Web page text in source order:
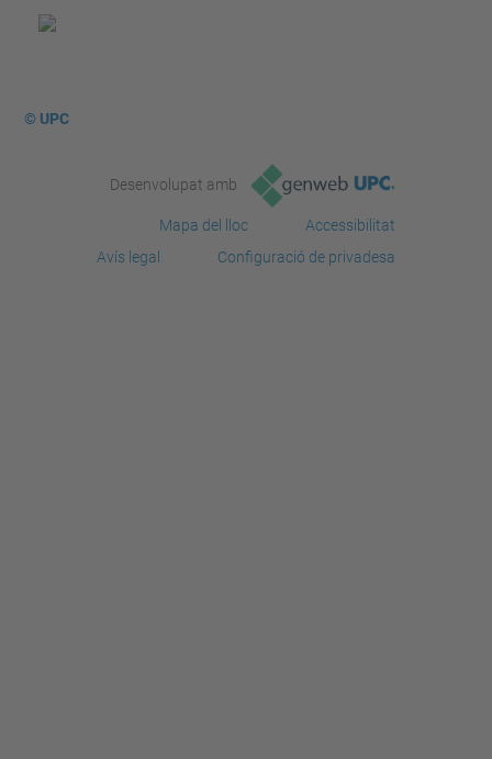
© UPC
Desenvolupat amb
Mapa del lloc
Accessibilitat
Avís legal
Configuració de privadesa